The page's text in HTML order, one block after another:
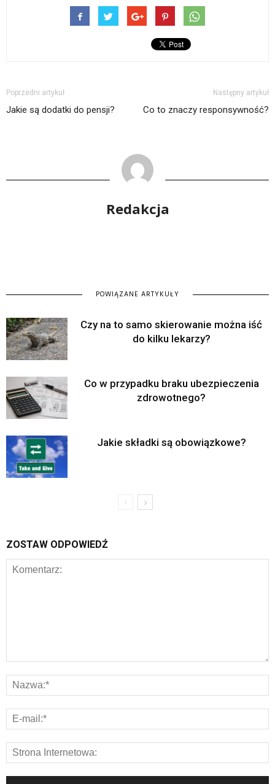
Poprzedni artykuł
Jakie są dodatki do pensji?
Następny artykuł
Co to znaczy responsywność?
Redakcja
POWIĄZANE ARTYKUŁY
Czy na to samo skierowanie można iść
do kilku lekarzy?
Co w przypadku braku ubezpieczenia
zdrowotnego?
Jakie składki są obowiązkowe?
ZOSTAW ODPOWIEDŹ